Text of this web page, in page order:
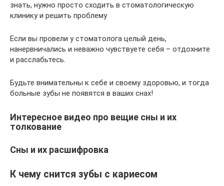
знать, нужно просто сходить в стоматологическую
клинику и решить проблему
Если вы провели у стоматолога целый день,
нанервничались и неважно чувствуете себя – отдохните
и расслабьтесь.
Будьте внимательны к себе и своему здоровью, и тогда
больные зубы не появятся в ваших снах!
Интересное видео про вещие сны и их
толкование
Сны и их расшифровка
К чему снится зубы с кариесом